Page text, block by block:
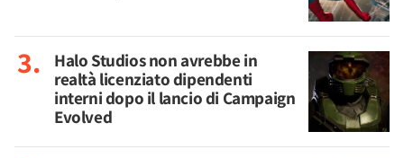
Halo Studios non avrebbe in
realtà licenziato dipendenti
interni dopo il lancio di Campaign
Evolved